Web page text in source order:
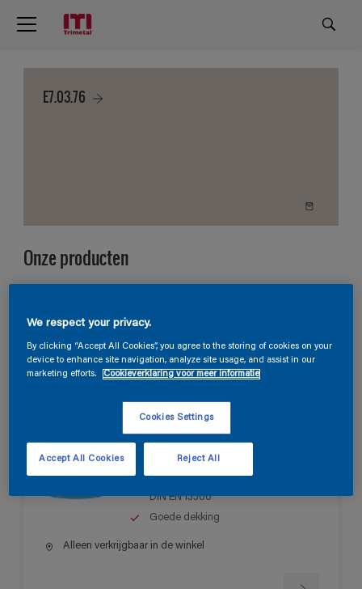
E7.03.76
Onze producten
Filter
Matte, oplosmiddelvrije muurverf
voor binnen
DIN EN 13300
Goede dekking
Alleen verkrijgbaar in de winkel
We respect your privacy.
By clicking “Accept All Cookies”, you agree to the storing of cookies on your
device to enhance site navigation, analyze site usage, and assist in our
marketing efforts.
Cookieverklaring voor meer informatie
Cookies Settings
Reject All
Accept All Cookies